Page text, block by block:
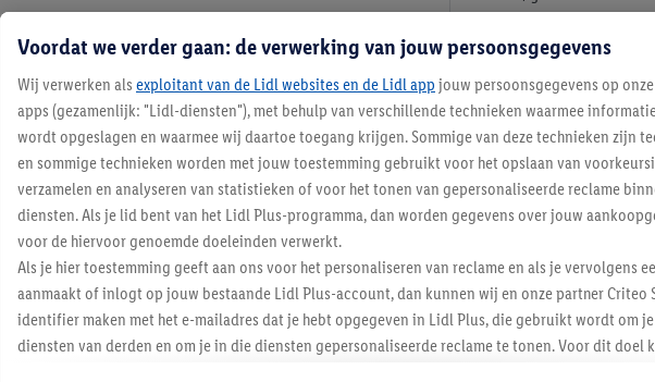
Lidl Nieuwsbrief
Voordat we verder gaan: de verwerking van jouw persoonsgegevens
Wij verwerken als exploitant van de Lidl websites en de Lidl app jouw persoonsgegevens op
apps (gezamenlijk: "Lidl-diensten"), met behulp van verschillende technieken waarmee
wordt opgeslagen en waarmee wij daartoe toegang krijgen. Sommige van deze technieken zijn
en sommige technieken worden met jouw toestemming gebruikt voor het opslaan van
verzamelen en analyseren van statistieken of voor het tonen van gepersonaliseerde reclame
diensten. Als je lid bent van het Lidl Plus-programma, dan worden gegevens over jouw
voor de hiervoor genoemde doeleinden verwerkt.
Als je hier toestemming geeft aan ons voor het personaliseren van reclame en als je vervolgens
aanmaakt of inlogt op jouw bestaande Lidl Plus-account, dan kunnen wij en onze partner Criteo
identifier maken met het e-mailadres dat je hebt opgegeven in Lidl Plus, die gebruikt wordt om
diensten van derden en om je in die diensten gepersonaliseerde reclame te tonen. Voor dit doel